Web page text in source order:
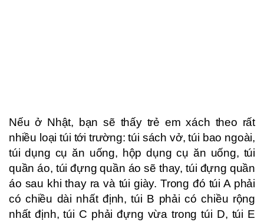
Nếu ở Nhật, bạn sẽ thấy trẻ em xách theo rất
nhiều loại túi tới trường: túi sách vở, túi bao ngoài,
túi dụng cụ ăn uống, hộp dụng cụ ăn uống, túi
quần áo, túi đựng quần áo sẽ thay, túi đựng quần
áo sau khi thay ra và túi giày. Trong đó túi A phải
có chiều dài nhất định, túi B phải có chiều rộng
nhất định, túi C phải đựng vừa trong túi D, túi E